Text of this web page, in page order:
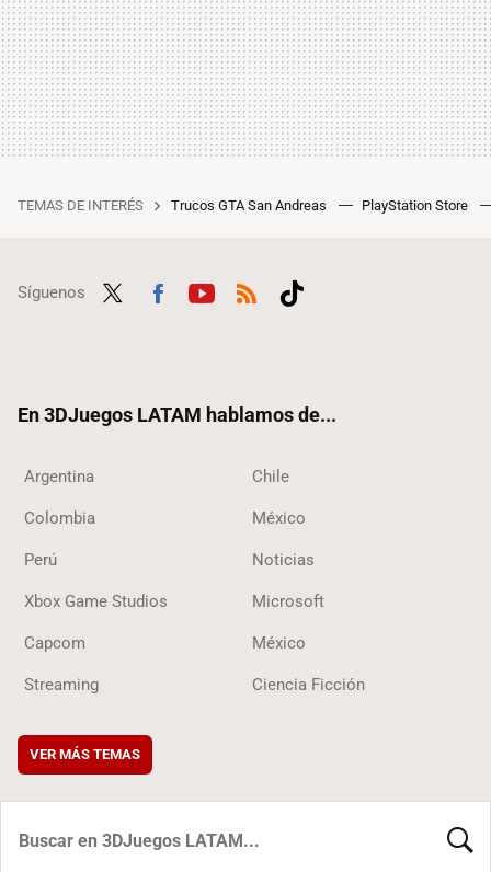
TEMAS DE INTERÉS Trucos GTA San Andreas PlayStation Store
Síguenos
En 3DJuegos LATAM hablamos de...
Argentina Chile
Colombia México
Perú Noticias
Xbox Game Studios Microsoft
Capcom México
Streaming Ciencia Ficción
VER MÁS TEMAS